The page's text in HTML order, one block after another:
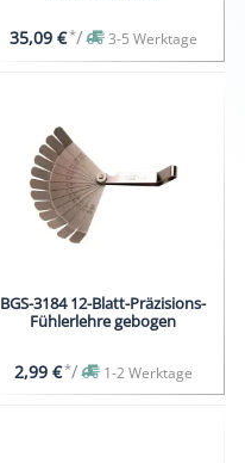
35,09 €*/ 3-5 Werktage
BGS-3184 12-Blatt-Präzisions-
Fühlerlehre gebogen
2,99 €*/ 1-2 Werktage